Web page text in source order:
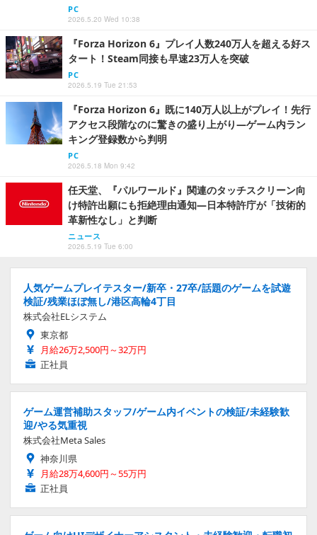
PC
2026.5.20 Wed 10:38
『Forza Horizon 6』プレイ人数240万人を超える好ス
タート！Steam同接も早速23万人を突破
PC
2026.5.19 Tue 21:53
『Forza Horizon 6』既に140万人以上がプレイ！先行
アクセス段階なのに驚きの盛り上がり―ゲーム内ラン
キング登録数から判明
PC
2026.5.18 Mon 9:42
任天堂、『パルワールド』関連のタッチスクリーン向
け特許出願にも拒絶理由通知―日本特許庁が「技術的
革新性なし」と判断
ニュース
2026.5.19 Tue 6:00
人気ゲームプレイテスター/新卒・27卒/話題のゲームを試遊
検証/残業ほぼ無し/港区高輪4丁目
株式会社ELシステム
東京都
月給26万2,500円～32万円
正社員
ゲーム運営補助スタッフ/ゲーム内イベントの検証/未経験歓
迎/やる気重視
株式会社Meta Sales
神奈川県
月給28万4,600円～55万円
正社員